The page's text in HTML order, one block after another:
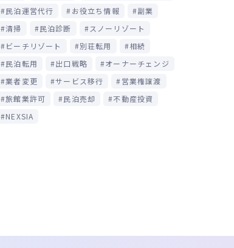
民泊運営代行
お役立ち情報
副業
清掃
民泊診断
スノーリゾート
ビーチリゾート
別荘転用
相続
民泊転用
出口戦略
オーナーチェンジ
業者変更
サービス移行
営業権譲渡
旅館業許可
民泊売却
不動産投資
NEXSIA